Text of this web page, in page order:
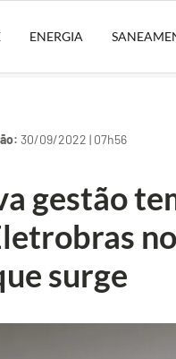
ENERGIA
30/09/2022 | 07h56
gestão
surge